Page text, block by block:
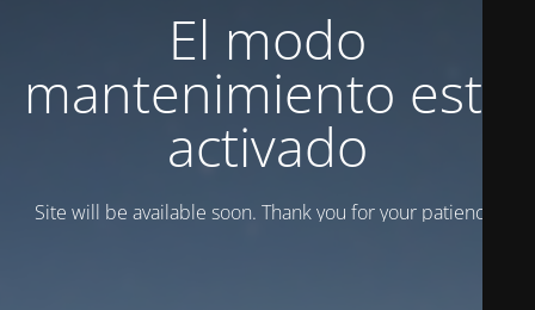
El modo
mantenimiento está
activado
Site will be available soon. Thank you for your patience!